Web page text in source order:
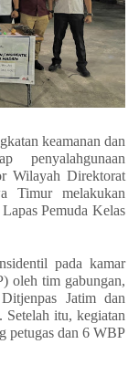
keamanan dan
penyalahgunaan
Wilayah Direktorat
Timur melakukan
Pemuda Kelas
pada kamar
oleh tim gabungan,
Jatim dan
Setelah itu, kegiatan
petugas dan 6 WBP